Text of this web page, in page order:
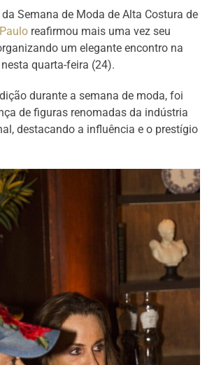
Semana de Moda de Alta Costura de
reafirmou mais uma vez seu
um elegante encontro na
quarta-feira (24).
durante a semana de moda, foi
de figuras renomadas da indústria
destacando a influência e o prestígio